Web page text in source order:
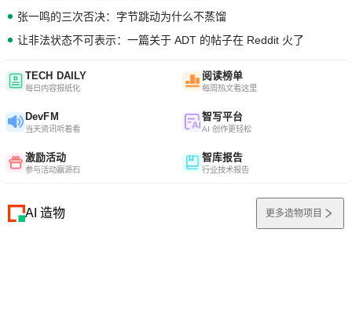
张一鸣的三次否决：字节跳动为什么不蒸馏
让非法状态不可表示：一篇关于 ADT 的帖子在 Reddit 火了
TECH DAILY
每日内容报纸化
阅读榜单
每周热文看这里
DevFM
当天资讯听着看
智写平台
AI 创作更轻松
激励活动
参与活动赢源石
智库报告
行业技术报告
AI 造物 更多造物项目